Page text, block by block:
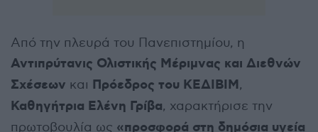
Από την πλευρά του Πανεπιστημίου, η
Αντιπρύτανις Ολιστικής Μέριμνας και Διεθνών
Σχέσεων και Πρόεδρος του ΚΕΔΙΒΙΜ,
Καθηγήτρια Ελένη Γρίβα, χαρακτήρισε την
πρωτοβουλία ως «προσφορά στη δημόσια υγεία